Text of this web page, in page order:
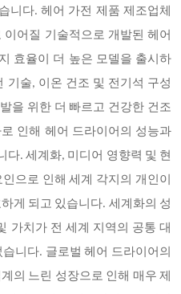
니다. 헤어 가전 제품 제조업체
어질 기술적으로 개발된 헤어
효율이 더 높은 모델을 출시하
기술, 이온 건조 및 전기석 구성
을 위한 더 빠르고 건강한 건조
인해 헤어 드라이어의 성능과
다. 세계화, 미디어 영향력 및 현
으로 인해 세계 각지의 개인이
게 되고 있습니다. 세계화의 성
가치가 전 세계 지역의 공통 대
니다. 글로벌 헤어 드라이어의
의 느린 성장으로 인해 매우 제